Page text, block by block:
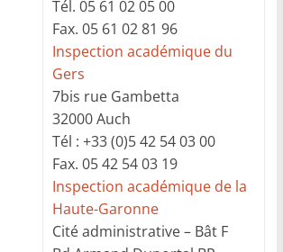
Tél. 05 61 02 05 00
Fax. 05 61 02 81 96
Inspection académique du
Gers
7bis rue Gambetta
32000 Auch
Tél : +33 (0)5 42 54 03 00
Fax. 05 42 54 03 19
Inspection académique de la
Haute-Garonne
Cité administrative – Bât F